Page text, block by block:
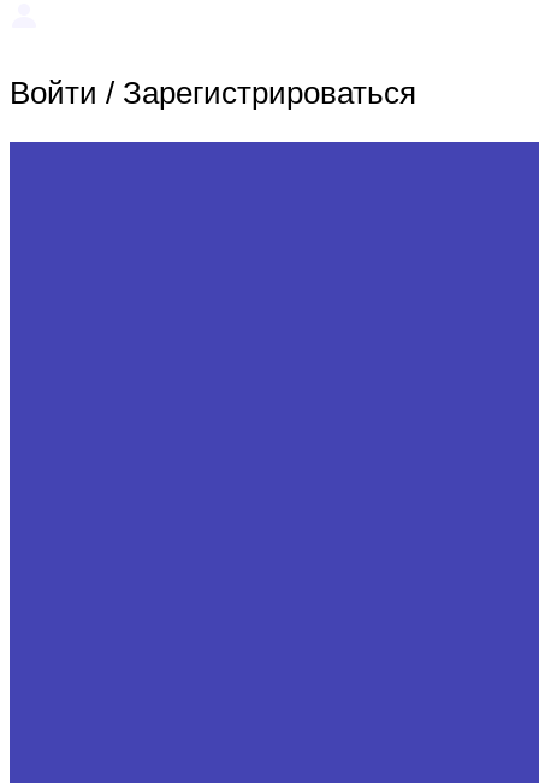
Войти / Зарегистрироваться